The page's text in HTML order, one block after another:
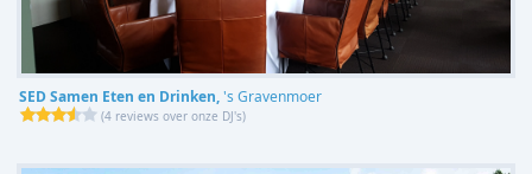
SED Samen Eten en Drinken,'s Gravenmoer
(4 reviews over onze DJ's)